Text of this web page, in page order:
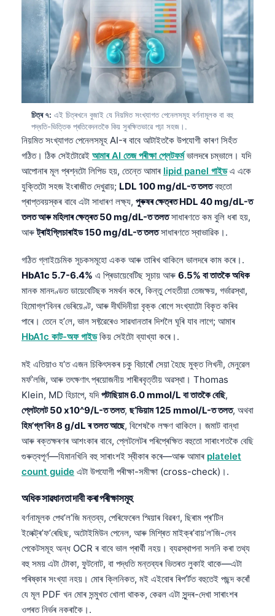
চিত্ৰ ৭: এই চিত্ৰখনে বুজাই যে নিয়মিত সংখ্যাগত পেনেলসমূহ বৰ্ণনামূলক বা বহু
পদ্ধতি-ভিত্তিক প্ৰতিবেদনতকৈ কিয় সুৰক্ষিতভাৱে পঢ়া সহজ।.
নিয়মিত সংখ্যাগত পেনেলসমূহ AI-ৰ বাবে আটাইতকৈ উপযোগী কাৰণ সিহঁত
গঠিত। ঠিক সেইটোৱেই আমাৰ AI তেজ পৰীক্ষা প্লেটফৰ্মভালদৰে চম্ভালে। যদি
আপোনাৰ মূল প্ৰশ্নটো লিপিড হয়, তেন্তে আমাৰ lipid panel গাইডএ একে
যুক্তিটো সহজ ইংৰাজীত দেখুৱায়; LDL 100 mg/dL-ত তলতবহুতো
প্ৰাপ্তবয়স্কৰ বাবে এটা সাধাৰণ লক্ষ্য, পুৰুষৰ ক্ষেত্ৰত HDL 40 mg/dL-ত
তলত আৰু মহিলাৰ ক্ষেত্ৰত 50 mg/dL-ত তলতসাধাৰণতে কম বুলি ধৰা হয়,
আৰুট্ৰাইগ্লিচাৰাইড 150 mg/dL-ত তলতসাধাৰণতে স্বাভাৱিক।.
গঠিত গ্লাইচেমিক সূচকসমূহো একক আৰু তাৰিখ থাকিলে ভালদৰে কাম কৰে।.
HbA1c 5.7-6.4% এ প্ৰিডায়েবেটিছ সূচায় আৰু 6.5% বা তাতকৈ অধিক
মানক মানদণ্ডত ডায়েবেটিছক সমৰ্থন কৰে, কিন্তু শেহতীয়া তেজক্ষয়, গৰ্ভাৱস্থা,
হিমোগ্ল’বিনৰ ভেৰিয়েণ্ট, আৰু দীৰ্ঘদিনীয়া বৃক্ক ৰোগে সংখ্যাটো বিকৃত কৰিব
পাৰে। তেনে হ’লে, ভাল সফ্টৱেৰেও সাৱধানতাৰ দিশলৈ ঘূৰি যাব লাগে; আমাৰ
HbA1c কাট-অফ গাইডকিয় সেইটো ব্যাখ্যা কৰে।.
মই এতিয়াও য’ত এজন চিকিৎসকৰ চকু বিচাৰোঁ সেয়া হৈছে মুক্ত লিখনী, মেনুৱেল
মৰ্ফ’লজি, আৰু তৎক্ষণাৎ প্ৰয়োজনীয় শাৰীৰবৃত্তীয় অৱস্থা। Thomas
Klein, MD হিচাপে, যদিপটাছিয়াম 6.0 mmol/L বা তাতকৈ বেছি,
প্লেটলেট 50 x10^9/L-ত তলত, ছ’ডিয়াম 125 mmol/L-ত তলত, অথবা
হিম’গ্ল’বিন 8 g/dL ৰ তলত আছে, বিশেষকৈ লক্ষণ থাকিলে। জমাট বান্ধা
আৰু ৰক্তক্ষৰণৰ আশংকাৰ বাবে, প্লেটলেটৰ পৰিপ্ৰেক্ষিত বহুতো সাৰাংশতকৈ বেছি
গুৰুত্বপূৰ্ণ—যিমানখিনি বহু সাৰাংশই স্বীকাৰ কৰে—আৰু আমাৰ platelet
count guide এটা উপযোগী পৰীক্ষা-সমীক্ষা (cross-check)।.
অধিক সাৱধানতা দাবী কৰা পৰীক্ষাসমূহ
বৰ্ণনামূলক পেথ’ল’জি মন্তব্য, পেৰিফেৰেল স্মিয়াৰ বিৱৰণ, ছিৰাম প্ৰ’টিন
ইলেক্ট্ৰ’ফ’ৰেছিছ, অটোইমিউন পেনেল, আৰু মিশ্ৰিত মাইক্ৰ’বায়’ল’জি-লেব
পেকেটসমূহ অন্ধ OCR ৰ বাবে ভাল প্ৰাৰ্থী নহয়। ব্যৱস্থাপনা সলনি কৰা তথ্য
বহু সময় এটা টোকা, ফুটনোট, বা পদ্ধতি মন্তব্যৰ ভিতৰত লুকাই থাকে—এটা
পৰিষ্কাৰ সংখ্যা নহয়। মোৰ ক্লিনিকত, মই এইবোৰ ৰিপ’ৰ্টত বহুতেই পছন্দ কৰোঁ
যে মূল PDF খন মোৰ সন্মুখত খোলা থাকক, কেৱল এটা সুন্দৰ-দেখা সাৰাংশৰ
ওপৰত নিৰ্ভৰ নকৰাকৈ।.
Tiếng Việt
Tagalog
ไทย
ဗမာစာ
ភាសាខ្មែរ
Kiswahili
አማርኛ
Українська
O‘zbekcha
Català
Қазақ тілі
Suomi
Hrvatski
Slovenčina
كوردی‎
پښتو
سنڌي
සිංහල
Galego
Latviešu valoda
Македонски јазик
Euskara
Gàidhlig
Occitan
العربية المغربية
Afrikaans
Монгол
ພາສາລາວ
Basa Jawa
Cebuano